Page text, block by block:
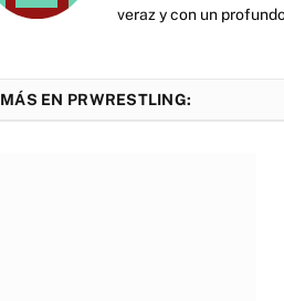
veraz y con un
MÁS EN PRWRESTLING: